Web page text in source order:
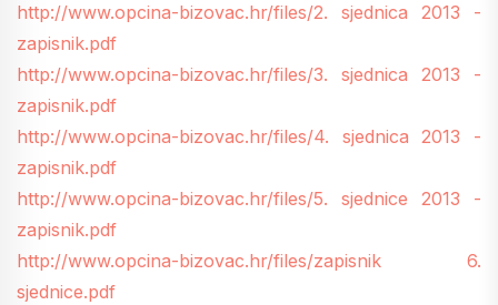
http://www.opcina-bizovac.hr/files/2. sjednica 2013 -
zapisnik.pdf
http://www.opcina-bizovac.hr/files/3. sjednica 2013 -
zapisnik.pdf
http://www.opcina-bizovac.hr/files/4. sjednica 2013 -
zapisnik.pdf
http://www.opcina-bizovac.hr/files/5. sjednice 2013 -
zapisnik.pdf
http://www.opcina-bizovac.hr/files/zapisnik 6.
sjednice.pdf